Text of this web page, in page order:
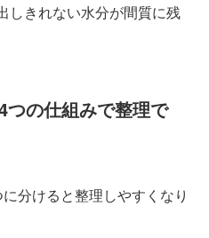
しきれない水分が間質に残
の仕組みで整理で
分けると整理しやすくなり